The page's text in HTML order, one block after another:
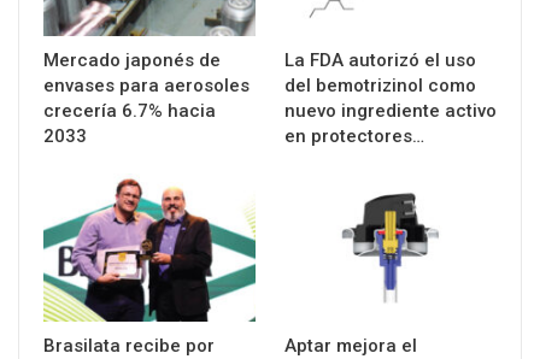
Mercado japonés de
envases para aerosoles
crecería 6.7% hacia
2033
La FDA autorizó el uso
del bemotrizinol como
nuevo ingrediente activo
en protectores…
Brasilata recibe por
Aptar mejora el